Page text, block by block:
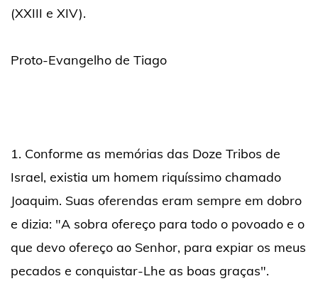
(XXIII e XIV).
Proto-Evangelho de Tiago
1. Conforme as memórias das Doze Tribos de
Israel, existia um homem riquíssimo chamado
Joaquim. Suas oferendas eram sempre em dobro
e dizia: "A sobra ofereço para todo o povoado e o
que devo ofereço ao Senhor, para expiar os meus
pecados e conquistar-Lhe as boas graças".